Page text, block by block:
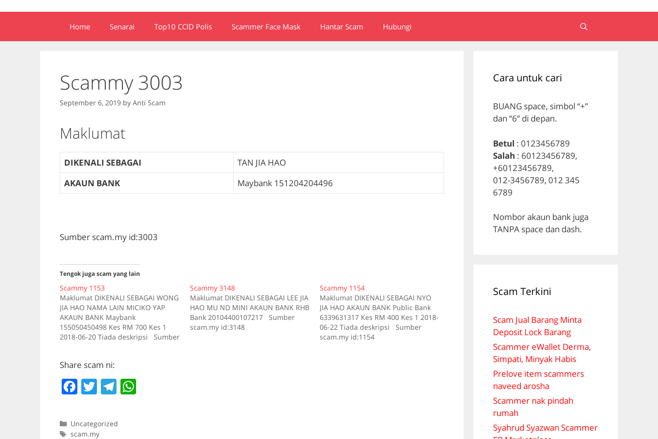
Home Senarai Top10 CCID Polis Scammer Face Mask Hantar Scam Hubungi
Scammy 3003
September 6, 2019 by Anti Scam
Maklumat
DIKENALI SEBAGAI
TAN JIA HAO
AKAUN BANK
Maybank 151204204496
Sumber scam.my id:3003
Tengok juga scam yang lain
Scammy 1153
Maklumat DIKENALI SEBAGAI WONG
JIA HAO NAMA LAIN MICIKO YAP
AKAUN BANK Maybank
155050450498 Kes RM 700 Kes 1
2018-06-20 Tiada deskripsi Sumber
Scammy 3148
Maklumat DIKENALI SEBAGAI LEE JIA
HAO MU ND MINI AKAUN BANK RHB
Bank 20104400107217 Sumber
scam.my id:3148
Scammy 1154
Maklumat DIKENALI SEBAGAI NYO
JIA HAO AKAUN BANK Public Bank
6339631317 Kes RM 400 Kes 1 2018-
06-22 Tiada deskripsi Sumber
scam.my id:1154
Share scam ni:
F
c
e
T
itt
er
T
e
gr
Categories
Uncategorized
Tags
scam.my
Cara untuk cari
BUANG space, simbol “+”
dan “6” di depan.
Betul : 0123456789
Salah : 60123456789,
+60123456789,
012-3456789, 012 345
6789
Nombor akaun bank juga
TANPA space dan dash.
Scam Terkini
Scam Jual Barang Minta
Deposit Lock Barang
Scammer eWallet Derma,
Simpati, Minyak Habis
Prelove item scammers
naveed arosha
Scammer nak pindah
rumah
Syahrud Syazwan Scammer